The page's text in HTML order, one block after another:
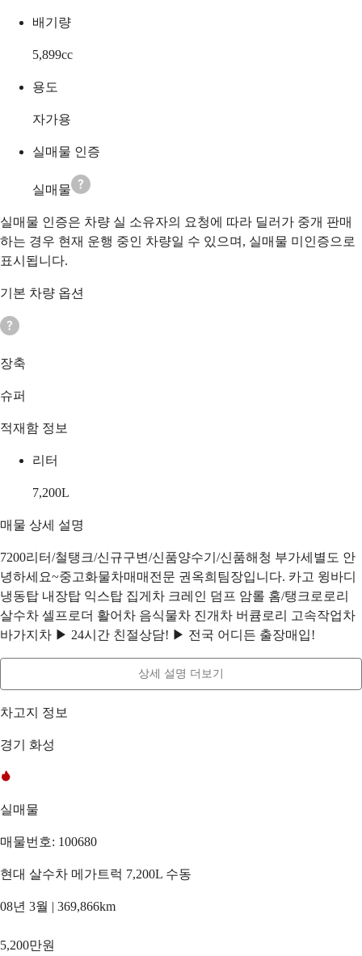
배기량
5,899cc
용도
자가용
실매물 인증
실매물
실매물 인증은 차량 실 소유자의 요청에 따라 딜러가 중개 판매
하는 경우 현재 운행 중인 차량일 수 있으며, 실매물 미인증으로
표시됩니다.
기본 차량 옵션
장축
슈퍼
적재함 정보
리터
7,200L
매물 상세 설명
7200리터/철탱크/신규구변/신품양수기/신품해청 부가세별도 안
녕하세요~중고화물차매매전문 권옥희팀장입니다. 카고 윙바디
냉동탑 내장탑 익스탑 집게차 크레인 덤프 암롤 홈/탱크로로리
살수차 셀프로더 활어차 음식물차 진개차 버큠로리 고속작업차
바가지차 ▶ 24시간 친절상담! ▶ 전국 어디든 출장매입!
상세 설명 더보기
차고지 정보
경기 화성
실매물
매물번호: 100680
현대 살수차 메가트럭 7,200L 수동
08년 3월 | 369,866km
5,200만원